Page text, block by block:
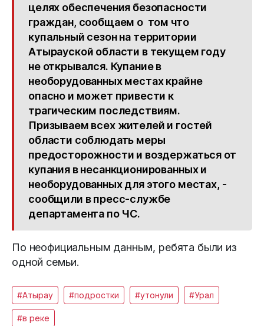
целях обеспечения безопасности
граждан, сообщаем о том что
купальный сезон на территории
Атырауской области в текущем году
не открывался. Купание в
необорудованных местах крайне
опасно и может привести к
трагическим последствиям.
Призываем всех жителей и гостей
области соблюдать меры
предосторожности и воздержаться от
купания в несанкционированных и
необорудованных для этого местах, -
сообщили в пресс-службе
департамента по ЧС.
По неофициальным данным, ребята были из
одной семьи.
#Атырау #подростки #утонули #Урал
#в реке